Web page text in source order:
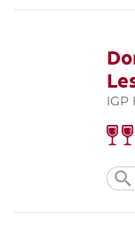
IGP